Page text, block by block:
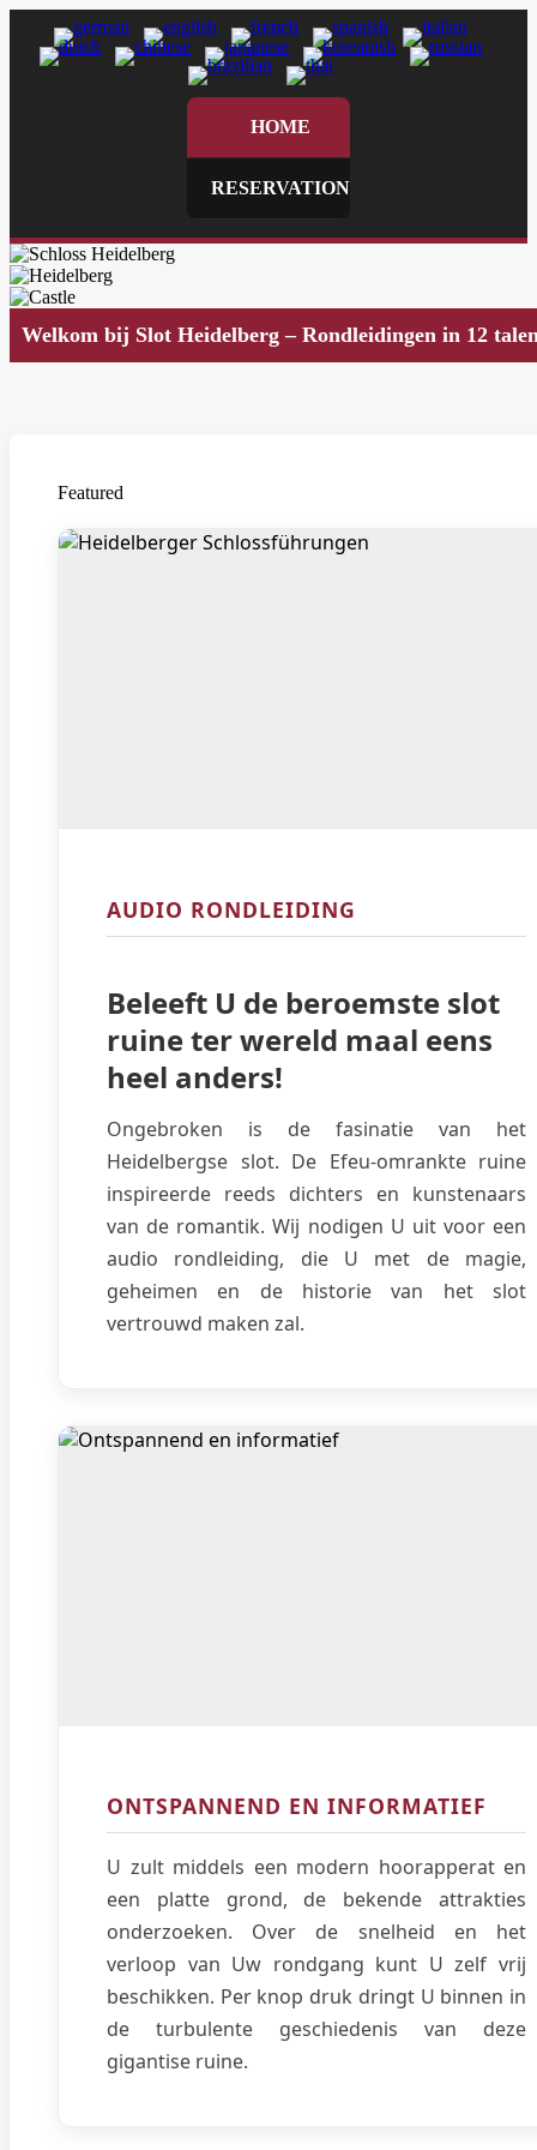
HOME
RESERVATION
Welkom bij Slot Heidelberg – Rondleidingen in 12
Featured
AUDIO RONDLEIDING
Beleeft U de beroemste slot
ruine ter wereld maal eens
heel anders!
Ongebroken is de fasinatie van het
Heidelbergse slot. De Efeu-omrankte ruine
inspireerde reeds dichters en kunstenaars
van de romantik. Wij nodigen U uit voor een
audio rondleiding, die U met de magie,
geheimen en de historie van het slot
vertrouwd maken zal.
ONTSPANNEND EN INFORMATIEF
U zult middels een modern hoorapperat en
een platte grond, de bekende attrakties
onderzoeken. Over de snelheid en het
verloop van Uw rondgang kunt U zelf vrij
beschikken. Per knop druk dringt U binnen in
de turbulente geschiedenis van deze
gigantise ruine.